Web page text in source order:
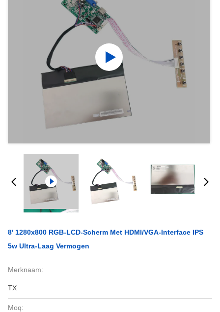
8' 1280x800 RGB-LCD-Scherm Met HDMI/VGA-Interface IPS
5w Ultra-Laag Vermogen
Merknaam:
TX
Moq: